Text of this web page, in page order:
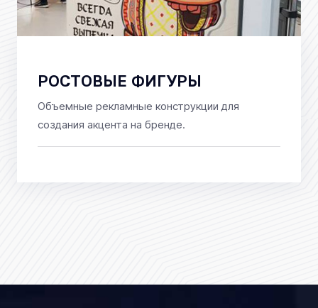
РОСТОВЫЕ ФИГУРЫ
Объемные рекламные конструкции для
создания акцента на бренде.